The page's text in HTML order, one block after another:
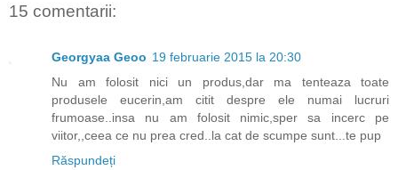
15 comentarii:
Georgyaa Geoo 19 februarie 2015 la 20:30
Nu am folosit nici un produs,dar ma tenteaza toate
produsele eucerin,am citit despre ele numai lucruri
frumoase..insa nu am folosit nimic,sper sa incerc pe
viitor,,ceea ce nu prea cred..la cat de scumpe sunt...te pup
Răspundeți